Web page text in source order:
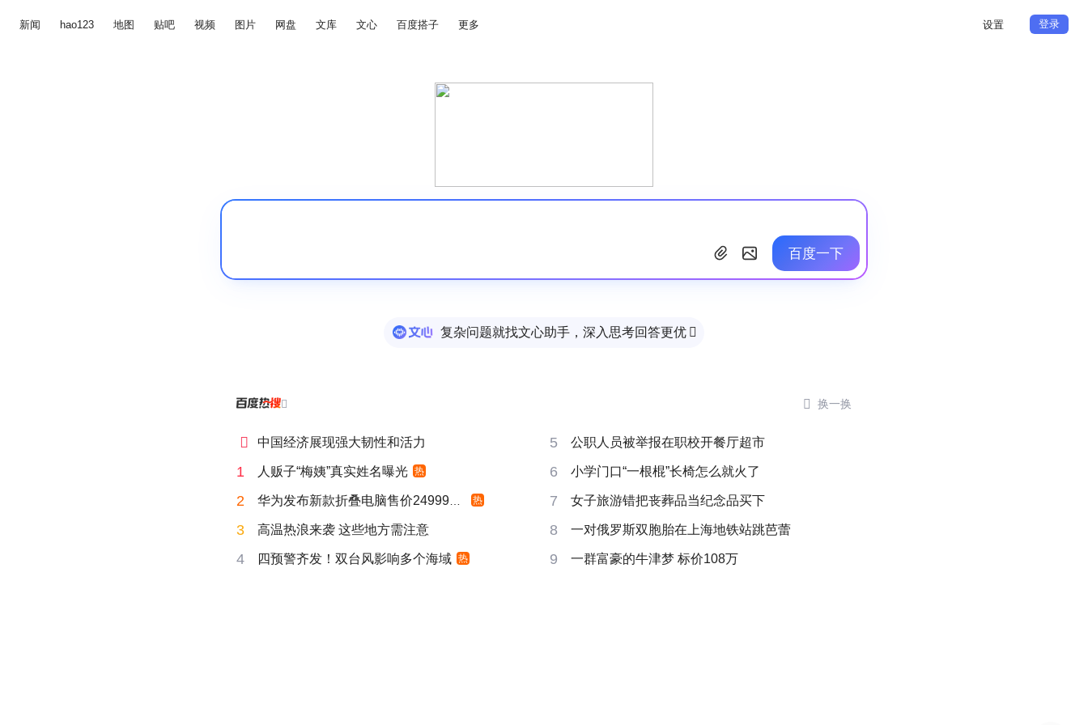
新闻 hao123 地图 贴吧 视频 图片 网盘 文库 文心 百度搭子 更多 设置 登录
百度一下
复杂问题就找文心助手，深入思考回答更优 
  换一换
 中国经济展现强大韧性和活力 5 公职人员被举报在职校开餐厅超市
1 人贩子“梅姨”真实姓名曝光 热 6 小学门口“一根棍”长椅怎么就火了
2 华为发布新款折叠电脑售价24999元起 热 7 女子旅游错把丧葬品当纪念品买下
3 高温热浪来袭 这些地方需注意 8 一对俄罗斯双胞胎在上海地铁站跳芭蕾
4 四预警齐发！双台风影响多个海域 热 9 一群富豪的牛津梦 标价108万